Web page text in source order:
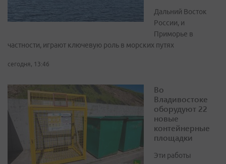
Дальний Восток
России, и
Приморье в
частности, играют ключевую роль в морских путях
сегодня, 13:46
Во
Владивостоке
оборудуют 22
новые
контейнерные
площадки
Эти работы